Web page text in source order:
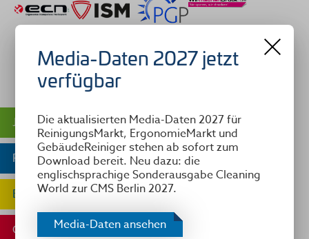
JEZ Award
ReinigungsMarkt
ErgonomieMarkt
GebäudeReiniger
Media-Daten 2027 jetzt
verfügbar
Die aktualisierten Media-Daten 2027 für
ReinigungsMarkt, ErgonomieMarkt und
GebäudeReiniger stehen ab sofort zum
Download bereit. Neu dazu: die
englischsprachige Sonderausgabe Cleaning
World zur CMS Berlin 2027.
Media-Daten ansehen